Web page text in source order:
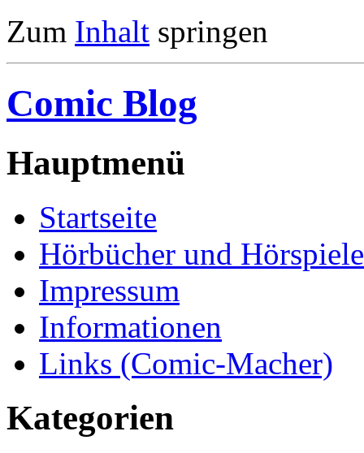
Zum Inhalt springen
Comic Blog
Hauptmenü
Startseite
Hörbücher und Hörspiele
Impressum
Informationen
Links (Comic-Macher)
Kategorien